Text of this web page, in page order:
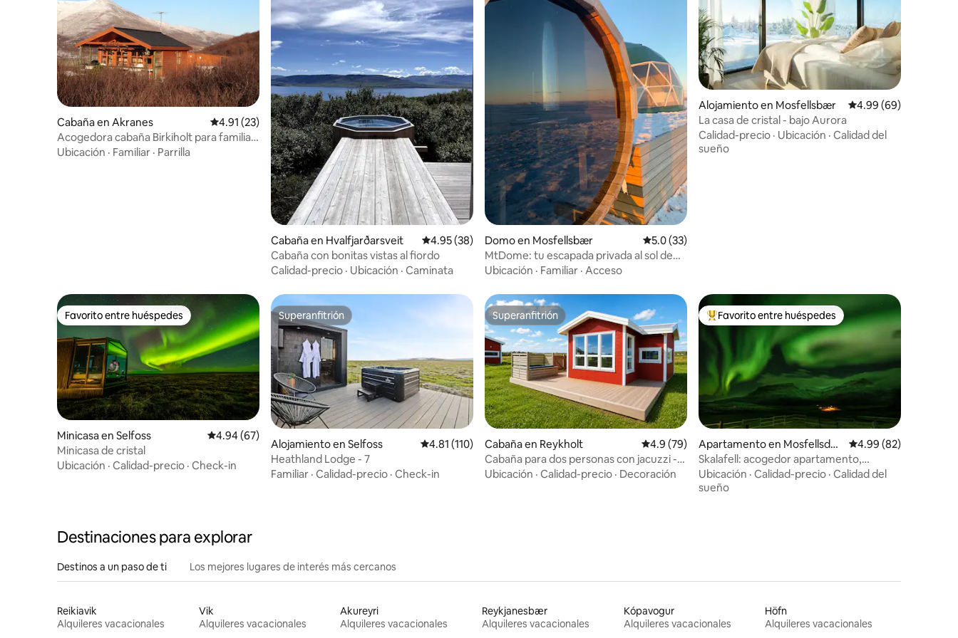
Cabaña en Akranes Calificación promedio: 4.91 de 5, 23 reseñas
4.91 (23)
Acogedora cabaña Birkiholt para familias
y personas individuales
Ubicación · Familiar · Parrilla
Cabaña en Hvalfjarðarsveit Calificación promedio: 4.95 de 5, 38 reseñas
4.95 (38)
Cabaña con bonitas vistas al fiordo
Calidad-precio · Ubicación · Caminata
Domo en Mosfellsbær Calificación promedio: 5.0 de 5, 33 reseñas
5.0 (33)
MtDome: tu escapada privada al sol de
medianoche
Ubicación · Familiar · Acceso
Alojamiento en Mosfellsbær Calificación
4.99 (69)
La casa de cristal - bajo Aurora
Calidad-precio · Ubicación · Calidad del
sueño
Favorito entre huéspedes
Favorito entre huéspedes
Minicasa en Selfoss Calificación promedio: 4.94 de 5, 67 reseñas
4.94 (67)
Minicasa de cristal
Ubicación · Calidad-precio · Check-in
Superanfitrión
Superanfitrión
Alojamiento en Selfoss Calificación promedio: 4.81 de 5, 110 reseñas
4.81 (110)
Heathland Lodge - 7
Familiar · Calidad-precio · Check-in
Superanfitrión
Superanfitrión
Cabaña en Reykholt Calificación promedio: 4.9 de 5, 79 reseñas
4.9 (79)
Cabaña para dos personas con jacuzzi -
Vista azul
Ubicación · Calidad-precio · Decoración
Favorito entre huéspedes preferido
Favorito entre huéspedes
Apartamento en Mosfellsdal
ur
Calificación
4.99 (82)
Skalafell: acogedor apartamento,
entorno espectacular
Ubicación · Calidad-precio · Calidad del
sueño
Destinaciones para explorar
Destinos a un paso de ti Los mejores lugares de interés más cercanos
Reikiavik
Alquileres vacacionales
Vik
Alquileres vacacionales
Akureyri
Alquileres vacacionales
Reykjanesbær
Alquileres vacacionales
Kópavogur
Alquileres vacacionales
Höfn
Alquileres vacacionales